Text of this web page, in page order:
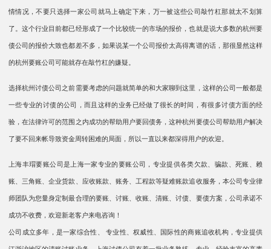
情情况，不要只选择一家公司就马上确定下来，万一被这些公司敲竹杠那就太不划算
了。这个行业目前都已经形成了一个比较统一的市场的报价，也就是说大多数的杭州要
债公司的报价大致也都差不多，如果说某一个公司报价太高得离谱的话，那很显然这样
的杭州要账公司可能就存在敲竹杠的嫌疑。
选择杭州讨债公司之前需要考虑的问题就简单的和大家聊到这里，这样的公司一般都是
一些专业的讨债的公司，而且这样的业务已经做了很长的时间，有很多讨债方面的经
验，在法律许可的范围之内成功的帮助用户要回债务，这种杭州要债公司帮助用户解决
了要不回来帐导致资金周转困难的局面，所以一直以来都深得用户的欢迎。
上海丰瑁要账公司是上海一家专业的要账公司，专业提供各类欠款、骗款、死账、赖
账、三角账、企业货款、应收账款、账务、工程款等疑难账款追收服务，本公司专业律
师团队为您量身定制最合理的要账、讨账、收账、清账、讨债、要债方案，公司承诺不
成功不收费，欢迎新老客户来电咨询！
公司成立多年，是一家综合性、 专业性、权威性、国际性的商账追收机构，专业提供